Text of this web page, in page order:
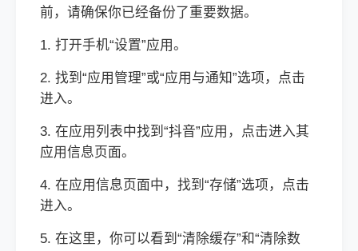
前，请确保你已经备份了重要数据。
1. 打开手机“设置”应用。
2. 找到“应用管理”或“应用与通知”选项，点击
进入。
3. 在应用列表中找到“抖音”应用，点击进入其
应用信息页面。
4. 在应用信息页面中，找到“存储”选项，点击
进入。
5. 在这里，你可以看到“清除缓存”和“清除数